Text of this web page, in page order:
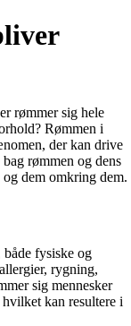
rømmer sig hele
Rømmen i
der kan drive
rømmen og dens
dem omkring dem.
både fysiske og
rygning,
sig mennesker
kan resultere i